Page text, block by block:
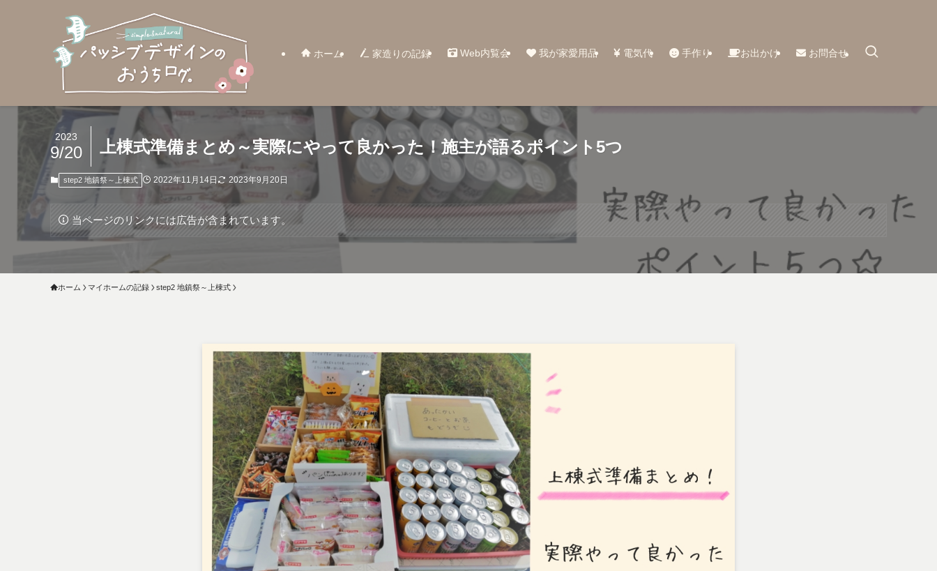
ホーム 家造りの記録 Web内覧会 我が家愛用品 電気代 手作り お出かけ お問合せ
上棟式準備まとめ～実際にやって良かった！施主が語るポイント5つ
2023
9/20
step2 地鎮祭～上棟式 2022年11月14日 2023年9月20日
当ページのリンクには広告が含まれています。
ホーム マイホームの記録 step2 地鎮祭～上棟式